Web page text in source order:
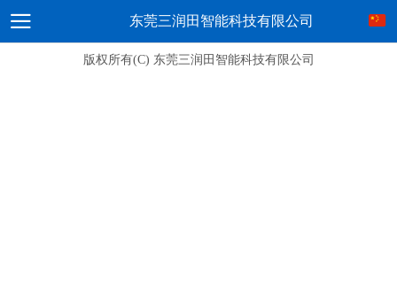
东莞三润田智能科技有限公司
版权所有(C) 东莞三润田智能科技有限公司